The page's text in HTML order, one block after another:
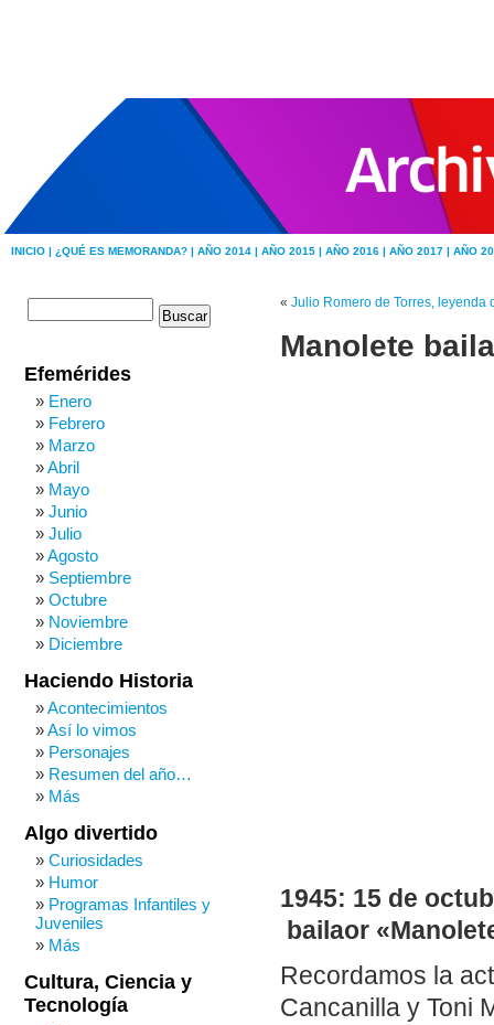
INICIO | ¿QUÉ ES MEMORANDA? | AÑO 2014 | AÑO 2015 | AÑO 2016 | AÑO 2017 | AÑO
« Julio Romero de Torres, leyenda
Manolete
1945: 15 de
bailaor
Recordamos la
Cancanilla y Toni
Efemérides
Enero
Febrero
Marzo
Abril
Mayo
Junio
Julio
Agosto
Septiembre
Octubre
Noviembre
Diciembre
Haciendo Historia
Acontecimientos
Así lo vimos
Personajes
Resumen del año…
Más
Algo divertido
Curiosidades
Humor
Programas Infantiles y
Juveniles
Más
Cultura, Ciencia y
Tecnología